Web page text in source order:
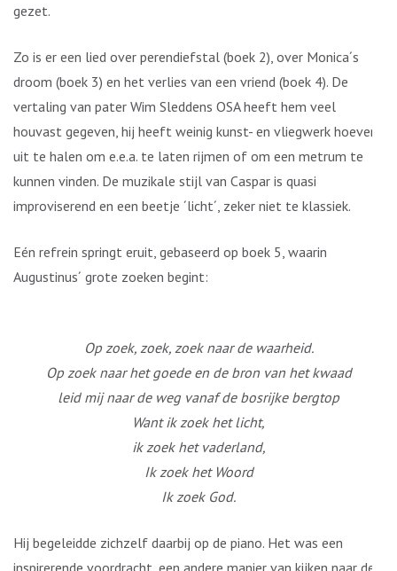
gezet.
Zo is er een lied over perendiefstal (boek 2), over Monica´s
droom (boek 3) en het verlies van een vriend (boek 4). De
vertaling van pater Wim Sleddens OSA heeft hem veel
houvast gegeven, hij heeft weinig kunst- en vliegwerk hoeven
uit te halen om e.e.a. te laten rijmen of om een metrum te
kunnen vinden. De muzikale stijl van Caspar is quasi
improviserend en een beetje ´licht´, zeker niet te klassiek.
Eén refrein springt eruit, gebaseerd op boek 5, waarin
Augustinus´ grote zoeken begint:
Op zoek, zoek, zoek naar de waarheid.
Op zoek naar het goede en de bron van het kwaad
leid mij naar de weg vanaf de bosrijke bergtop
Want ik zoek het licht,
ik zoek het vaderland,
Ik zoek het Woord
Ik zoek God.
Hij begeleidde zichzelf daarbij op de piano. Het was een
inspirerende voordracht, een andere manier van kijken naar de